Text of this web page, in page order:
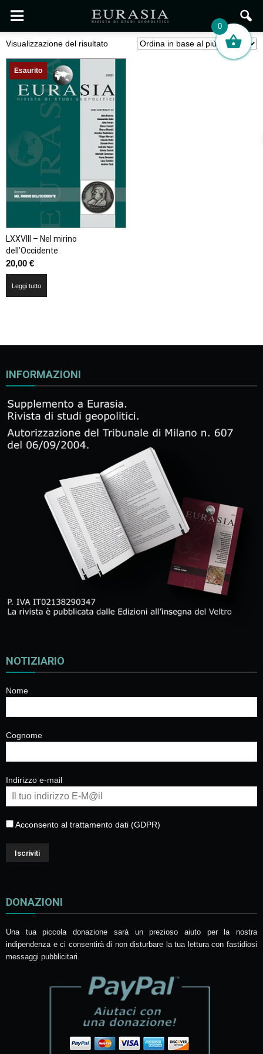
Visualizzazione del risultato
Esaurito
LXXVIII – Nel mirino
dell’Occidente
20,00 €
Leggi tutto
INFORMAZIONI
NOTIZIARIO
Nome
Cognome
Indirizzo e-mail
Acconsento al trattamento dati (GDPR)
DONAZIONI
Una tua piccola donazione sarà un prezioso aiuto per la nostra
indipendenza e ci consentirà di non disturbare la tua lettura con fastidiosi
messaggi pubblicitari.
0